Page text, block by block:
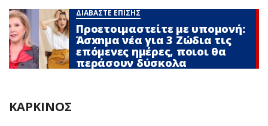
ΔΙΑΒΑΣΤΕ ΕΠΙΣΗΣ
Προετοιμαστείτε με υπομονή:
Άσxnμα νέα για 3 Zώδια τις
επόμενες ημέρες, ποιοι θα
περάσουν δύσκολα
ΚΑΡΚΙΝΟΣ